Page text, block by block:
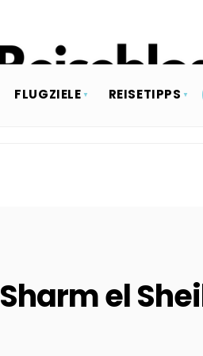
FLUGZIELE REISETIPPS
Sharm el